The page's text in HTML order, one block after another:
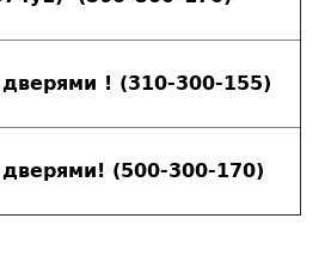
! (310-300-155)
(500-300-170)